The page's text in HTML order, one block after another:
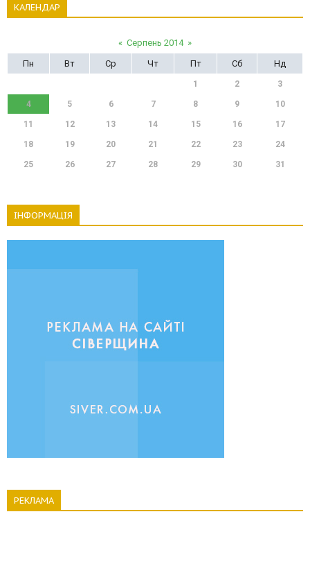
КАЛЕНДАР
« Серпень 2014 »
Пн
Вт Ср Чт Пт Сб Нд
1 2 3
4 5 6 7 8 9 10
11 12 13 14 15 16 17
18 19 20 21 22 23 24
25 26 27 28 29 30 31
ІНФОРМАЦІЯ
РЕКЛАМА